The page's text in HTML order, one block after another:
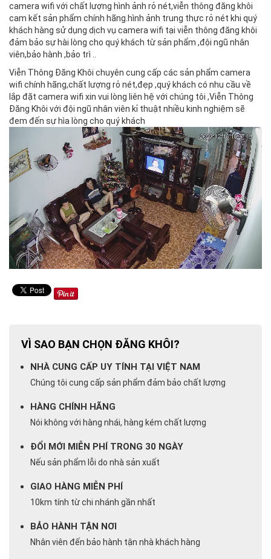
camera wifi với chất lượng hình ảnh rỏ nét,viễn thông đăng khôi
cam kết sản phẩm chính hãng.hình ảnh trung thực rỏ nét khi quý
khách hàng sử dụng dịch vụ camera wifi tại viễn thông đăng khôi
đảm bảo sự hài lòng cho quý khách từ sản phẩm ,đội ngũ nhân
viên,bảo hành ,bảo trì ..
Viễn Thông Đăng Khôi chuyên cung cấp các sản phẩm camera
wifi chính hãng,chất lượng rỏ nét,đẹp ,quý khách có nhu cầu về
lắp đặt camera wifi xin vui lòng liên hệ với chúng tôi ,Viễn Thông
Đăng Khôi với đội ngũ nhân viên kỉ thuật nhiều kinh nghiệm sẽ
đem đến sự hìa lòng cho quý khách
VÌ SAO BẠN CHỌN ĐĂNG KHÔI?
NHÀ CUNG CẤP UY TÍNH TẠI VIỆT NAM
Chúng tôi cung cấp sản phẩm đảm bảo chất lượng
HÀNG CHÍNH HÃNG
Nói không với hàng nhái, hàng kém chất lượng
ĐỔI MỚI MIỄN PHÍ TRONG 30 NGÀY
Nếu sản phẩm lỗi do nhà sản xuất
GIAO HÀNG MIỄN PHÍ
10km tính từ chi nhánh gần nhất
BẢO HÀNH TẬN NƠI
Nhân viên đến bảo hành tận nhà khách hàng